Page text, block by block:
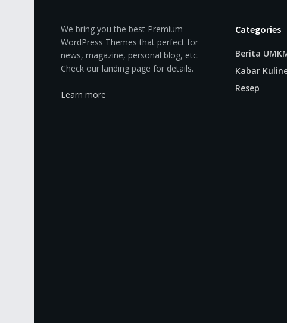
We bring you the best Premium
WordPress Themes that perfect for
news, magazine, personal blog, etc.
Check our landing page for details.
Learn more
Categories
Berita
Kabar
Resep